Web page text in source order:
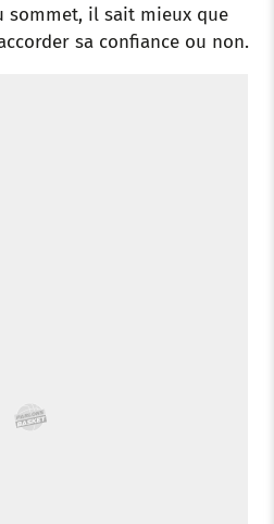
sommet, il sait mieux que
sa confiance ou non.